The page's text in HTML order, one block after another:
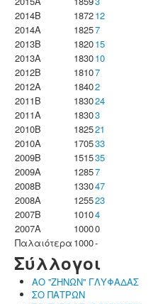
2014B
187212
2014A
18257
2013B
182015
2013A
183010
2012B
18107
2012A
18402
2011B
183024
2011A
18303
2010B
182521
2010A
170533
2009B
151535
2009A
12857
2008B
133047
2008A
125523
2007B
10104
2007A
10000
Παλαιότερα 1000-
Σύλλογοι
ΑΟ ''ΖΗΝΩΝ'' ΓΛΥΦΑΔΑΣ
ΣΟ ΠΑΤΡΩΝ